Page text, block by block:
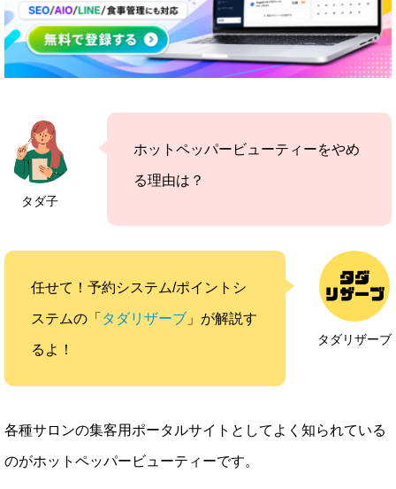
タダ子
ホットペッパービューティーをやめ
る理由は？
タダリザーブ
任せて！予約システム/ポイントシ
ステムの「 タダリザーブ 」が解説す
るよ！
各種サロンの集客用ポータルサイトとしてよく知られている
のがホットペッパービューティーです。